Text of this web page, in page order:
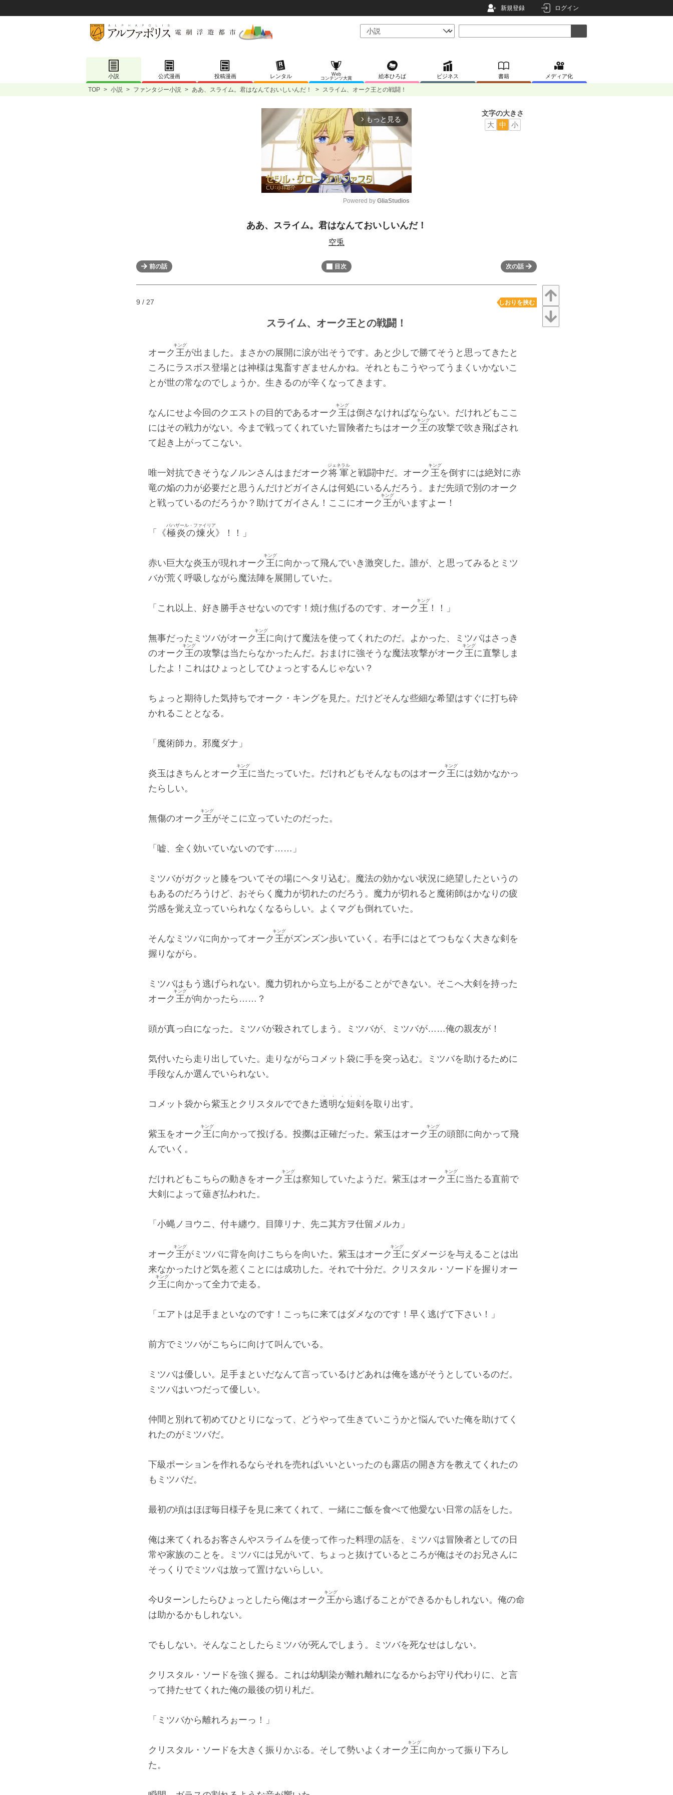
新規登録 ログイン
小説 公式漫画 投稿漫画 レンタル
Web
コンテンツ大賞
絵本ひろば ビジネス 書籍 メディア化
TOP > 小説 > ファンタジー小説 > ああ、スライム。君はなんておいしいんだ！ > スライム、オーク王との戦闘！
arrow_forward_ios もっと見る
M
Powered by GliaStudios
ああ、スライム。君はなんておいしいんだ！
空兎
文字の大きさ
大
中 小
前の話 目次 次の話
9 / 27 しおりを挟む
スライム、オーク王との戦闘！
オーク 王
キング
が出ました。まさかの展開に涙が出そうです。あと少しで勝てそうと思ってきたと
ころにラスボス登場とは神様は鬼畜すぎませんかね。それともこうやってうまくいかないこ
とが世の常なのでしょうか。生きるのが辛くなってきます。
なんにせよ今回のクエストの目的であるオーク 王
キング
は倒さなければならない。だけれどもここ
にはその戦力がない。今まで戦ってくれていた冒険者たちはオーク 王
キング
の攻撃で吹き飛ばされ
て起き上がってこない。
唯一対抗できそうなノルンさんはまだオーク将軍
ジェネラル
と戦闘中だ。オーク 王
キング
を倒すには絶対に赤
竜の焔の力が必要だと思うんだけどガイさんは何処にいるんだろう。まだ先頭で別のオーク
と戦っているのだろうか？助けてガイさん！ここにオーク 王
キング
がいますよー！
「《極炎の煉火
バハザール・ファイリア
》！！」
赤い巨大な炎玉が現れオーク 王
キング
に向かって飛んでいき激突した。誰が、と思ってみるとミツ
バが荒く呼吸しながら魔法陣を展開していた。
「これ以上、好き勝手させないのです！焼け焦げるのです、オーク 王
キング
！！」
無事だったミツバがオーク 王
キング
に向けて魔法を使ってくれたのだ。よかった、ミツバはさっき
のオーク 王
キング
の攻撃は当たらなかったんだ。おまけに強そうな魔法攻撃がオーク 王
キング
に直撃しま
したよ！これはひょっとしてひょっとするんじゃない？
ちょっと期待した気持ちでオーク・キングを見た。だけどそんな些細な希望はすぐに打ち砕
かれることとなる。
「魔術師カ。邪魔ダナ」
炎玉はきちんとオーク 王
キング
に当たっていた。だけれどもそんなものはオーク 王
キング
には効かなかっ
たらしい。
無傷のオーク 王
キング
がそこに立っていたのだった。
「嘘、全く効いていないのです……」
ミツバがガクッと膝をついてその場にヘタリ込む。魔法の効かない状況に絶望したというの
もあるのだろうけど、おそらく魔力が切れたのだろう。魔力が切れると魔術師はかなりの疲
労感を覚え立っていられなくなるらしい。よくマグも倒れていた。
そんなミツバに向かってオーク 王
キング
がズンズン歩いていく。右手にはとてつもなく大きな剣を
握りながら。
ミツバはもう逃げられない。魔力切れから立ち上がることができない。そこへ大剣を持った
オーク 王
キング
が向かったら……？
頭が真っ白になった。ミツバが殺されてしまう。ミツバが、ミツバが……俺の親友が！
気付いたら走り出していた。走りながらコメット袋に手を突っ込む。ミツバを助けるために
手段なんか選んでいられない。
コメット袋から紫玉とクリスタルでできた透明な短剣
・・・・・
を取り出す。
紫玉をオーク 王
キング
に向かって投げる。投擲は正確だった。紫玉はオーク 王
キング
の頭部に向かって飛
んでいく。
だけれどもこちらの動きをオーク 王
キング
は察知していたようだ。紫玉はオーク 王
キング
に当たる直前で
大剣によって薙ぎ払われた。
「小蝿ノヨウニ、付キ纏ウ。目障リナ、先ニ其方ヲ仕留メルカ」
オーク 王
キング
がミツバに背を向けこちらを向いた。紫玉はオーク 王
キング
にダメージを与えることは出
来なかったけど気を惹くことには成功した。それで十分だ。クリスタル・ソードを握りオー
ク 王
キング
に向かって全力で走る。
「エアトは足手まといなのです！こっちに来てはダメなのです！早く逃げて下さい！」
前方でミツバがこちらに向けて叫んでいる。
ミツバは優しい。足手まといだなんて言っているけどあれは俺を逃がそうとしているのだ。
ミツバはいつだって優しい。
仲間と別れて初めてひとりになって、どうやって生きていこうかと悩んでいた俺を助けてく
れたのがミツバだ。
下級ポーションを作れるならそれを売ればいいといったのも露店の開き方を教えてくれたの
もミツバだ。
最初の頃はほぼ毎日様子を見に来てくれて、一緒にご飯を食べて他愛ない日常の話をした。
俺は来てくれるお客さんやスライムを使って作った料理の話を、ミツバは冒険者としての日
常や家族のことを。ミツバには兄がいて、ちょっと抜けているところが俺はそのお兄さんに
そっくりでミツバは放って置けないらしい。
今Uターンしたらひょっとしたら俺はオーク 王
キング
から逃げることができるかもしれない。俺の命
は助かるかもしれない。
でもしない。そんなことしたらミツバが死んでしまう。ミツバを死なせはしない。
クリスタル・ソードを強く握る。これは幼馴染が離れ離れになるからお守り代わりに、と言
って持たせてくれた俺の最後の切り札だ。
「ミツバから離れろぉーっ！」
クリスタル・ソードを大きく振りかぶる。そして勢いよくオーク 王
キング
に向かって振り下ろし
た。